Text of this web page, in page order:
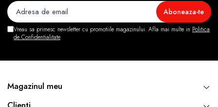
Vreau sa primesc newsletter cu promotiile magazinului. Afla mai multe in Politica
de Confidentialitate
Magazinul meu